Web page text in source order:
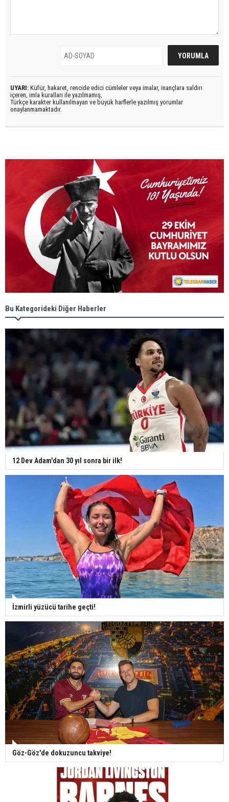
UYARI: Küfür, hakaret, rencide edici cümleler veya imalar, inançlara saldırı
içeren, imla kuralları ile yazılmamış,
Türkçe karakter kullanılmayan ve büyük harflerle yazılmış yorumlar
onaylanmamaktadır.
Bu Kategorideki Diğer Haberler
12 Dev Adam'dan 30 yıl sonra bir ilk!
İzmirli yüzücü tarihe geçti!
Göz-Göz'de dokuzuncu takviye!